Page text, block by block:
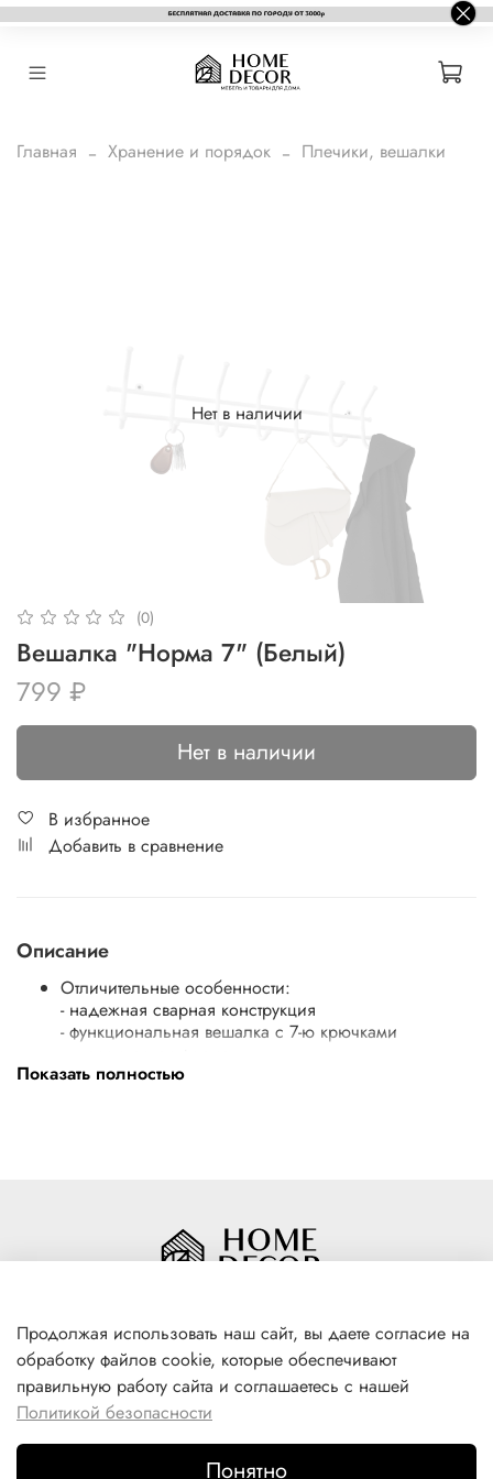
Главная Хранение и порядок Плечики, вешалки
Нет в наличии
(0)
Вешалка "Норма 7" (Белый)
799 ₽
Нет в наличии
В избранное
Добавить в сравнение
Описание
Отличительные особенности:
- надежная сварная конструкция
- функциональная вешалка с 7-ю крючками
- допустимая нагрузка до 5 кг на крючок
Показать полностью
+7(996) 316 00 81
г. Якутск, ул. Лермонтова 102
Продолжая использовать наш сайт, вы даете согласие на
обработку файлов cookie, которые обеспечивают
правильную работу сайта и соглашаетесь с нашей
Политикой безопасности
Понятно